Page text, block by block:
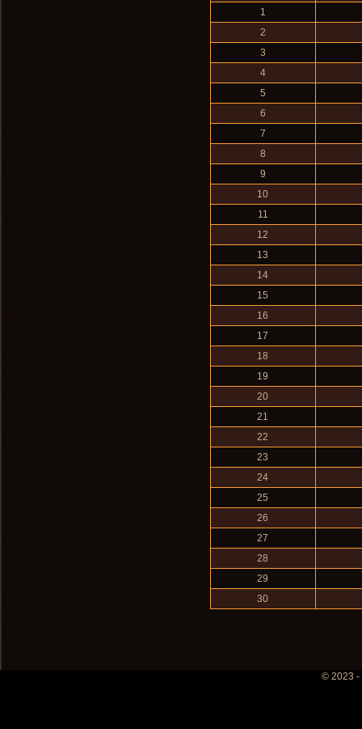
1
2
3
4
5
6
7
8
9
10
11
12
13
14
15
16
17
18
19
20
21
22
23
24
25
26
27
28
29
30
© 2023 -